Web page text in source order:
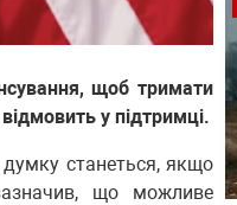
щоб тримати
у підтримці.
станеться, якщо
що можливе